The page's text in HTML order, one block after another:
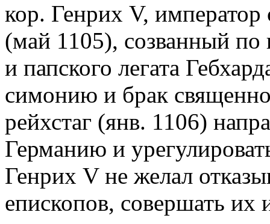
кор. Генрих V,
(май 1105), созванный по
и папского легата
симонию и брак
рейхстаг (янв. 1106)
Германию и
Генрих V не желал
епископов, совершать их